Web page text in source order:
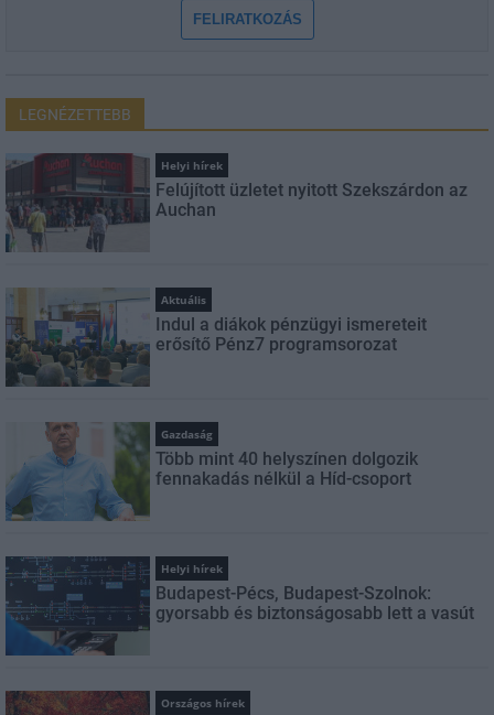
FELIRATKOZÁS
LEGNÉZETTEBB
Helyi hírek
Felújított üzletet nyitott Szekszárdon az
Auchan
Aktuális
Indul a diákok pénzügyi ismereteit
erősítő Pénz7 programsorozat
Gazdaság
Több mint 40 helyszínen dolgozik
fennakadás nélkül a Híd-csoport
Helyi hírek
Budapest-Pécs, Budapest-Szolnok:
gyorsabb és biztonságosabb lett a vasút
Országos hírek